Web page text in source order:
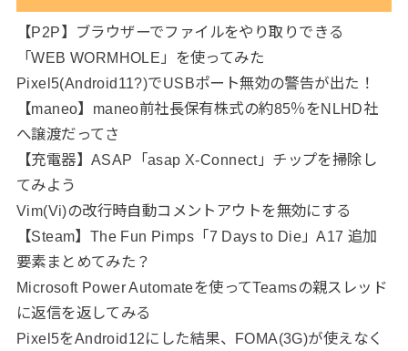
【P2P】ブラウザーでファイルをやり取りできる
「WEB WORMHOLE」を使ってみた
Pixel5(Android11?)でUSBポート無効の警告が出た！
【maneo】maneo前社長保有株式の約85％をNLHD社
へ譲渡だってさ
【充電器】ASAP「asap X-Connect」チップを掃除し
てみよう
Vim(Vi)の改行時自動コメントアウトを無効にする
【Steam】The Fun Pimps「7 Days to Die」A17 追加
要素まとめてみた？
Microsoft Power Automateを使ってTeamsの親スレッド
に返信を返してみる
Pixel5をAndroid12にした結果、FOMA(3G)が使えなく